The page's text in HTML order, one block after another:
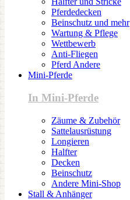
Pferdedecken
Beinschutz und mehr
Wartung & Pflege
Wettbewerb
Anti-Fliegen
Pferd Andere
Mini-Pferde
In Mini-Pferde
Zäume & Zubehör
Sattelausrüstung
Longieren
Halfter
Decken
Beinschutz
Andere Mini-Shop
Stall & Anhänger